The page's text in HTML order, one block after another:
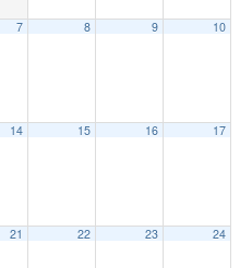
7 8 9 10
14 15 16 17
21 22 23 24